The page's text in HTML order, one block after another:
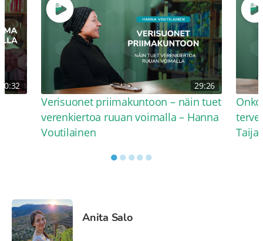
30:32 29:26
Verisuonet priimakuntoon – näin tuet
verenkiertoa ruuan voimalla – Hanna
Voutilainen
Taija
●●●●●
Anita Salo